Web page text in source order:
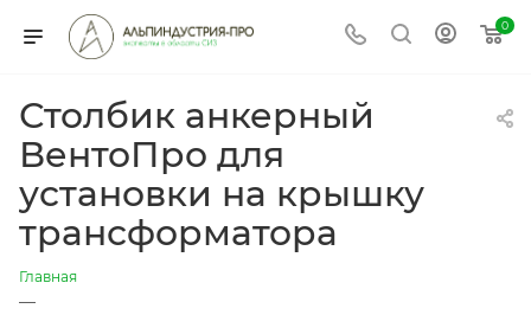
0
Столбик анкерный
ВентоПро для
установки на крышку
трансформатора
Главная
—